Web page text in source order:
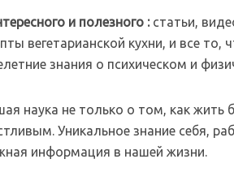
и полезного : статьи,
вегетарианской кухни, и все
знания о психическом и
наука не только о том, как жить
Уникальное знание себя,
информация в нашей жизни.